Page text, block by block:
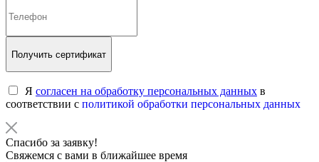
Получить сертификат
Я согласен на обработку персональных данных в
соответствии с политикой обработки персональных данных
Спасибо за заявку!
Свяжемся с вами в ближайшее время